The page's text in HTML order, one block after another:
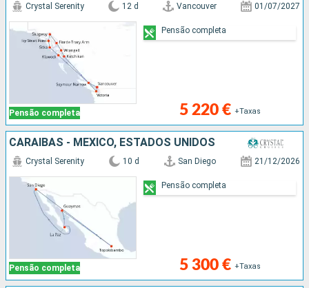
Pensão completa
Crystal Serenity 12 d Vancouver 01/07/2027
5 220 € +Taxas
Pensão completa
CARAIBAS - MEXICO, ESTADOS UNIDOS
Pensão completa
Crystal Serenity 10 d San Diego 21/12/2026
5 300 € +Taxas
Pensão completa